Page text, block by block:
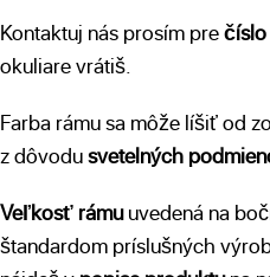
Kontaktuj nás prosím pre
okuliare vrátiš.
Farba rámu sa môže líšiť od
z dôvodusvetelných
Veľkosť rámuuvedená na
štandardom príslušných